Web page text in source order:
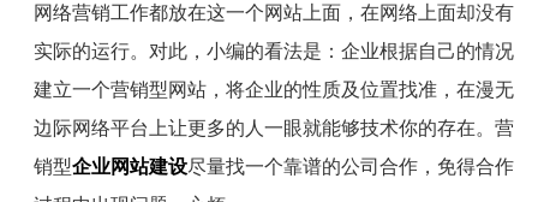
网络营销工作都放在这一个网站上面，在网络上面却没有
实际的运行。对此，小编的看法是：企业根据自己的情况
建立一个营销型网站，将企业的性质及位置找准，在漫无
边际网络平台上让更多的人一眼就能够技术你的存在。营
销型企业网站建设尽量找一个靠谱的公司合作，免得合作